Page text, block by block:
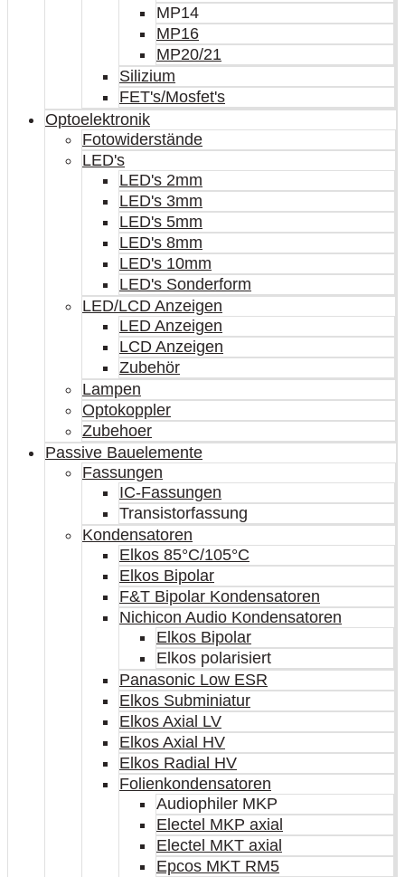
MP14
MP16
MP20/21
Silizium
FET's/Mosfet's
Optoelektronik
Fotowiderstände
LED's
LED's 2mm
LED's 3mm
LED's 5mm
LED's 8mm
LED's 10mm
LED's Sonderform
LED/LCD Anzeigen
LED Anzeigen
LCD Anzeigen
Zubehör
Lampen
Optokoppler
Zubehoer
Passive Bauelemente
Fassungen
IC-Fassungen
Transistorfassung
Kondensatoren
Elkos 85°C/105°C
Elkos Bipolar
F&T Bipolar Kondensatoren
Nichicon Audio Kondensatoren
Elkos Bipolar
Elkos polarisiert
Panasonic Low ESR
Elkos Subminiatur
Elkos Axial LV
Elkos Axial HV
Elkos Radial HV
Folienkondensatoren
Audiophiler MKP
Electel MKP axial
Electel MKT axial
Epcos MKT RM5